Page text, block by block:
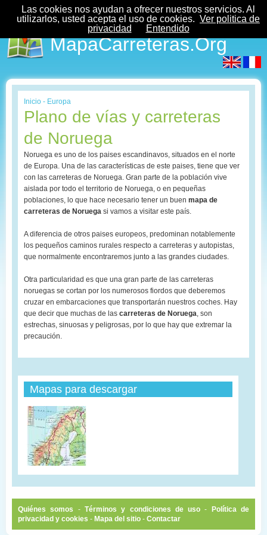
MapaCarreteras.Org
Inicio - Europa
Plano de vías y carreteras
de Noruega
Noruega es uno de los paises escandinavos, situados en el norte
de Europa. Una de las características de este paises, tiene que ver
con las carreteras de Noruega. Gran parte de la población vive
aislada por todo el territorio de Noruega, o en pequeñas
poblaciones, lo que hace necesario tener un buen mapa de
carreteras de Noruega si vamos a visitar este país.
A diferencia de otros paises europeos, predominan notablemente
los pequeños caminos rurales respecto a carreteras y autopistas,
que normalmente encontraremos junto a las grandes ciudades.
Otra particularidad es que una gran parte de las carreteras
noruegas se cortan por los numerosos fiordos que deberemos
cruzar en embarcaciones que transportarán nuestros coches. Hay
que decir que muchas de las carreteras de Noruega, son
estrechas, sinuosas y peligrosas, por lo que hay que extremar la
precaución.
Mapas para descargar
Quiénes somos - Términos y condiciones de uso -
Política de
privacidad y cookies - Mapa del sitio - Contactar
Las cookies nos ayudan a ofrecer nuestros servicios. Al
utilizarlos, usted acepta el uso de cookies. Ver politica de
privacidad
Entendido